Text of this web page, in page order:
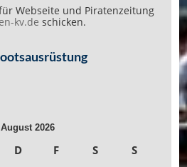
Webseite und Piratenzeitung
kv.de schicken.
August 2026
D F S S